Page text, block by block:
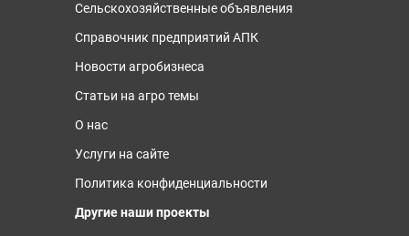
Сельскохозяйственные объявления
Справочник предприятий АПК
Новости агробизнеса
Статьи на агро темы
О нас
Услуги на сайте
Политика конфиденциальности
Другие наши проекты